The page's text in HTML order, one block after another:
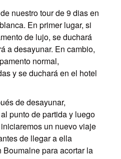
nuestro tour de 9 dias en
En primer lugar, si
de lujo, se duchará
a desayunar. En cambio,
normal,
y se duchará en el hotel
de desayunar,
punto de partida y luego
un nuevo viaje
de llegar a ella
para acortar la